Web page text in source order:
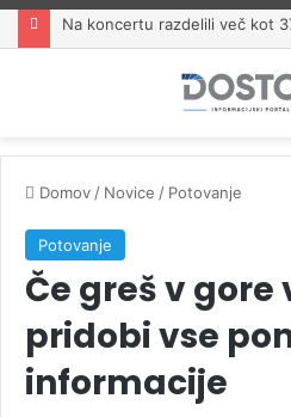
Na koncertu razdelili več kot
Domov / Novice / Potovanje
Potovanje
Če greš v
pridobi vse
informacije